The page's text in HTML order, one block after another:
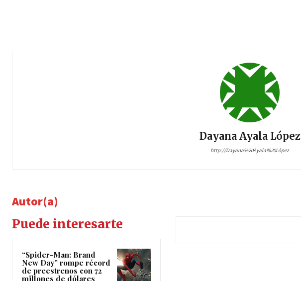
Dayana Ayala López
http://Dayana%20Ayala%20López
Autor(a)
Puede interesarte
“Spider-Man: Brand
New Day” rompe récord
de preestrenos con 72
millones de dólares